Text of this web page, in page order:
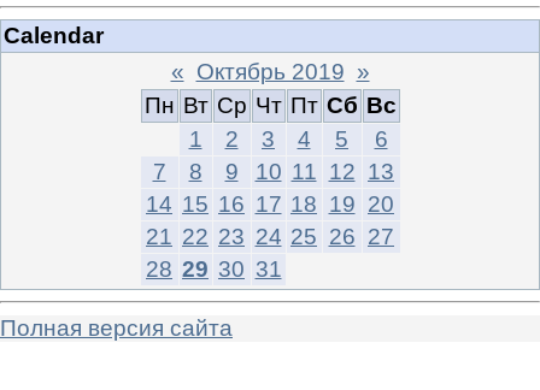
Calendar
« Октябрь 2019 »
Пн Вт Ср Чт Пт Сб Вс
1
2 3 4 5
6
7
8 9 10 11 12 13
14 15 16 17 18 19 20
21 22 23 24 25 26 27
28 29 30 31
Полная версия сайта